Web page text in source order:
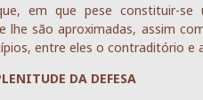
em que pese constituir-
lhe são aproximadas, assim
entre eles o contraditório e
DA DEFESA